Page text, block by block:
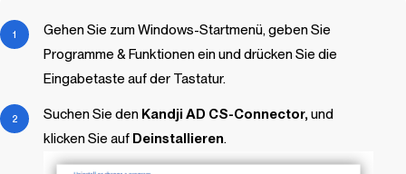
Gehen Sie zum Windows-Startmenü, geben Sie
Programme & Funktionen ein und drücken Sie die
Eingabetaste auf der Tastatur.
Suchen Sie den KandjiAD CS-Connector,und
klicken Sie auf Deinstallieren.